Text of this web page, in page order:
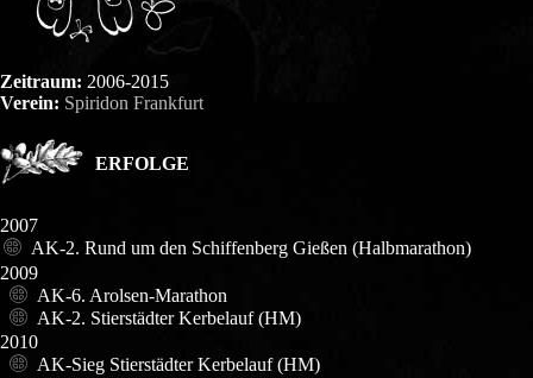
Zeitraum: 2006-2015
Verein: Spiridon Frankfurt
ERFOLGE
2007
AK-2. Rund um den Schiffenberg Gießen
2009
AK-6. Arolsen-Marathon
AK-2. Stierstädter Kerbelauf (HM)
2010
AK-Sieg Stierstädter Kerbelauf (HM)